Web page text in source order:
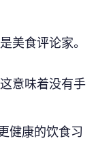
美食评论家。
意味着没有手
健康的饮食习